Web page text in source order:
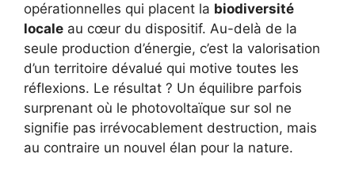
opérationnelles qui placent la biodiversité
locale au cœur du dispositif. Au-delà de la
seule production d’énergie, c’est la valorisation
d’un territoire dévalué qui motive toutes les
réflexions. Le résultat ? Un équilibre parfois
surprenant où le photovoltaïque sur sol ne
signifie pas irrévocablement destruction, mais
au contraire un nouvel élan pour la nature.